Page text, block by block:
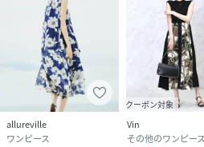
性別タイプ
原産国
本体：ポリエス
品）：ポリエステ
allureville
ワンピース
クーポン対象
Vin